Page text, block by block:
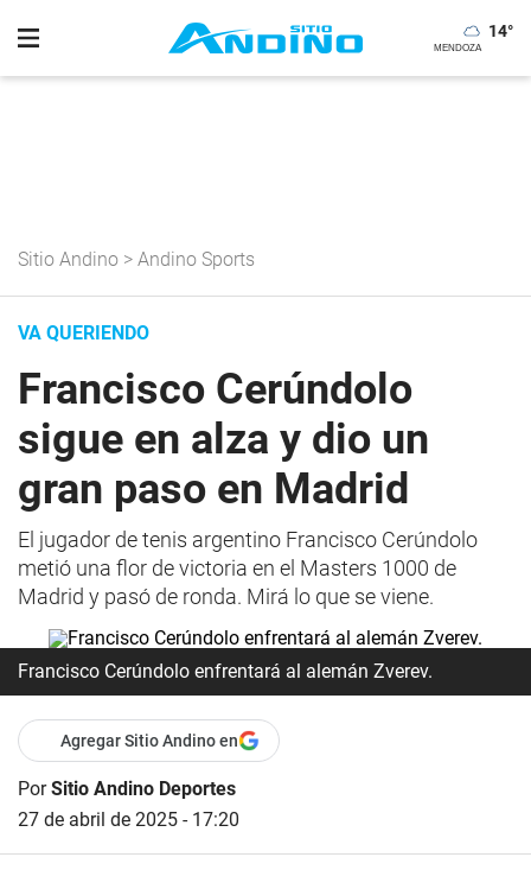
14°
Sitio Andino > Andino Sports
VA QUERIENDO
Francisco Cerúndolo
sigue en alza y dio un
gran paso en Madrid
El jugador de tenis argentino Francisco Cerúndolo
metió una flor de victoria en el Masters 1000 de
Madrid y pasó de ronda. Mirá lo que se viene.
Francisco Cerúndolo enfrentará al alemán Zverev.
Agregar Sitio Andino en
PorSitio Andino Deportes
27 de abril de 2025 - 17:20